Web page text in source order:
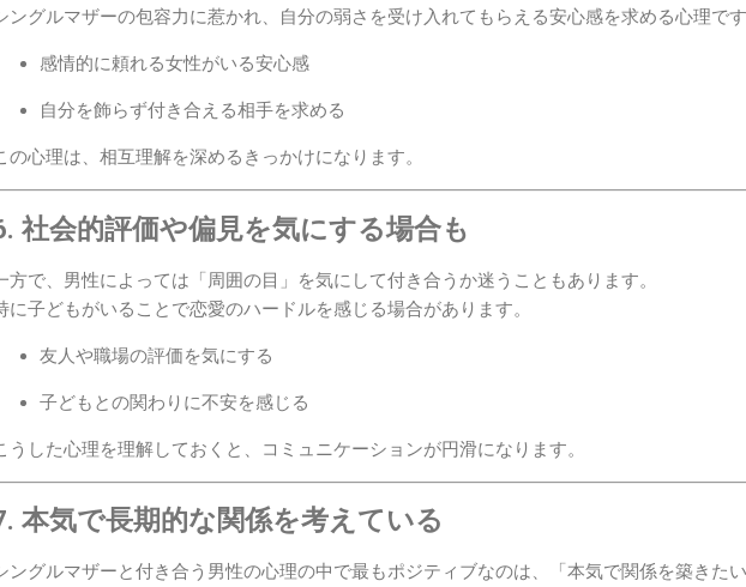
ングルマザーの包容力に惹かれ、自分の弱さを受け入れてもらえる安心感を求める心理で
感情的に頼れる女性がいる安心感
自分を飾らず付き合える相手を求める
の心理は、相互理解を深めるきっかけになります。
社会的評価や偏見を気にする場合も
方で、男性によっては「周囲の目」を気にして付き合うか迷うこともあります。
に子どもがいることで恋愛のハードルを感じる場合があります。
友人や職場の評価を気にする
子どもとの関わりに不安を感じる
うした心理を理解しておくと、コミュニケーションが円滑になります。
本気で長期的な関係を考えている
ングルマザーと付き合う男性の心理の中で最もポジティブなのは、「本気で関係を築きた